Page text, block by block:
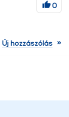
0
Új hozzászólás »